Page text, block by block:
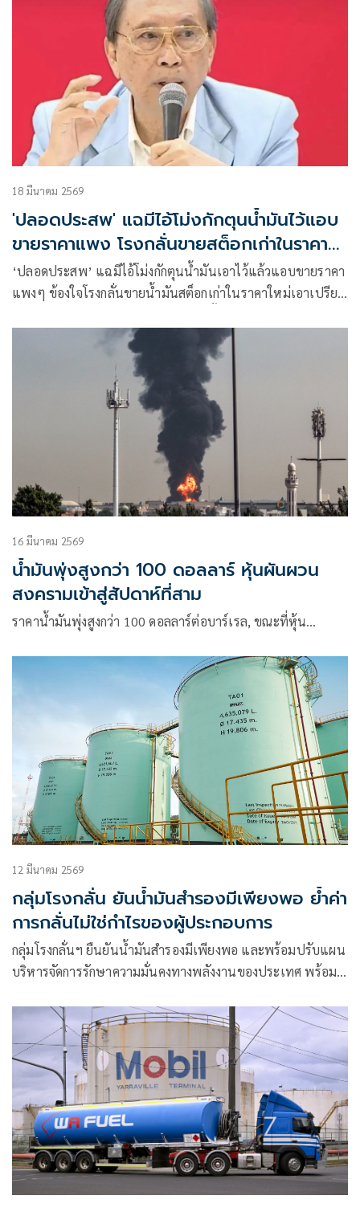
18 มีนาคม 2569
'ปลอดประสพ' แฉมีไอ้โม่งกักตุนน้ำมันไว้แอบ
ขายราคาแพง โรงกลั่นขายสต็อกเก่าในราคา
ใหม่
‘ปลอดประสพ’ แฉมีไอ้โม่งกักตุนน้ำมันเอาไว้แล้วแอบขายราคา
แพงๆ ข้องใจโรงกลั่นขายน้ำมันสต็อกเก่าในราคาใหม่เอาเปรียบ
16 มีนาคม 2569
น้ำมันพุ่งสูงกว่า 100 ดอลลาร์ หุ้นผันผวน
สงครามเข้าสู่สัปดาห์ที่สาม
ราคาน้ำมันพุ่งสูงกว่า 100 ดอลลาร์ต่อบาร์เรล, ขณะที่หุ้น…
12 มีนาคม 2569
กลุ่มโรงกลั่น ยันน้ำมันสำรองมีเพียงพอ ย้ำค่า
การกลั่นไม่ใช่กำไรของผู้ประกอบการ
กลุ่มโรงกลั่นฯ ยืนยันน้ำมันสำรองมีเพียงพอ และพร้อมปรับแผน
บริหารจัดการรักษาความมั่นคงทางพลังงานของประเทศ พร้อม
แฝงปรับตัวสูงขึ้น 3-6 บาทต่อลิตร พร้อมเดินหน้าผลิตเพื่อความ
มั่นคงของประเทศ